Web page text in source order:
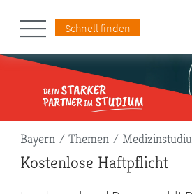
Schnell finden
Pfadnavigation
Bayern Themen
Kostenlose Haftpflicht